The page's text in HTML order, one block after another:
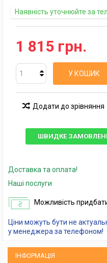
Наявність уточнюйте за
1 815 грн.
У КОШИК
Додати до зрівняння
ШВИДКЕ
Доставка та оплата!
Наші послуги
Можливість
Ціни можуть бути не
у менеджера за телефоном!
ІНФОРМАЦІЯ